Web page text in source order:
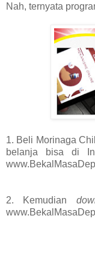
Nah, ternyata
1. Beli Morinaga
belanja bisa di
2. Kemudian